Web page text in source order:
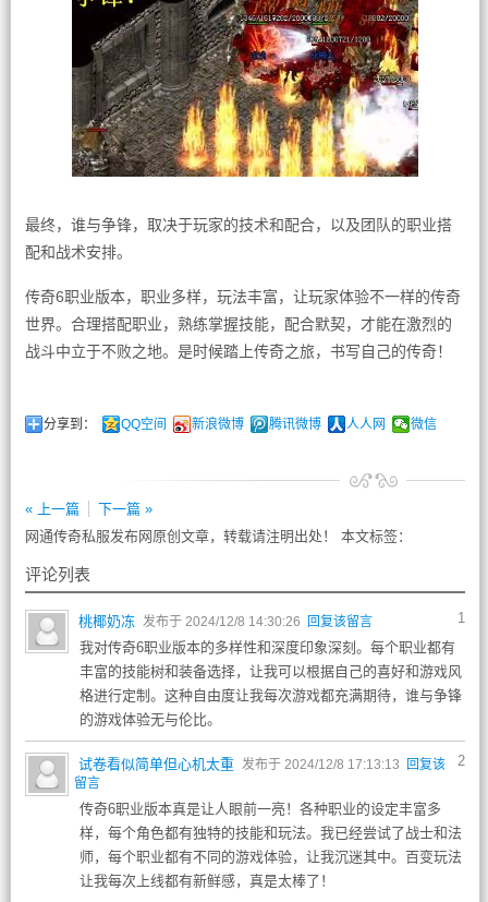
最终，谁与争锋，取决于玩家的技术和配合，以及团队的职业搭
配和战术安排。
传奇6职业版本，职业多样，玩法丰富，让玩家体验不一样的传奇
世界。合理搭配职业，熟练掌握技能，配合默契，才能在激烈的
战斗中立于不败之地。是时候踏上传奇之旅，书写自己的传奇！
分享到： QQ空间 新浪微博 腾讯微博 人人网 微信
« 上一篇
下一篇 »
网通传奇私服发布网原创文章，转载请注明出处！ 本文标签：
评论列表
1
桃椰奶冻 发布于 2024/12/8 14:30:26 回复该留言
我对传奇6职业版本的多样性和深度印象深刻。每个职业都有
丰富的技能树和装备选择，让我可以根据自己的喜好和游戏风
格进行定制。这种自由度让我每次游戏都充满期待，谁与争锋
的游戏体验无与伦比。
2
试卷看似简单但心机太重 发布于 2024/12/8 17:13:13 回复该
留言
传奇6职业版本真是让人眼前一亮！各种职业的设定丰富多
样，每个角色都有独特的技能和玩法。我已经尝试了战士和法
师，每个职业都有不同的游戏体验，让我沉迷其中。百变玩法
让我每次上线都有新鲜感，真是太棒了！